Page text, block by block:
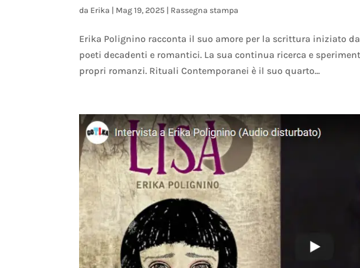
da Erika | Mag 19, 2025 | Rassegna stampa
Erika Polignino racconta il suo amore per la scrittura iniziato
poeti decadenti e romantici. La sua continua ricerca e
propri romanzi. Rituali Contemporanei è il suo quarto...